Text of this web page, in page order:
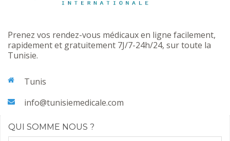
Prenez vos rendez-vous médicaux en ligne facilement,
rapidement et gratuitement 7J/7-24h/24, sur toute la
Tunisie.
Tunis
info@tunisiemedicale.com
QUI SOMME NOUS ?